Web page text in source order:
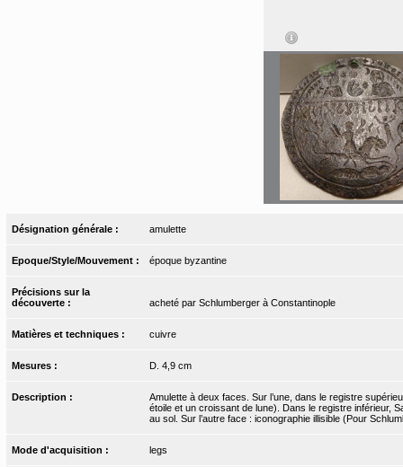
Désignation générale : amulette
Epoque/Style/Mouvement : époque byzantine
Précisions sur la
découverte :
acheté par Schlumberger à Constantinople
Matières et techniques : cuivre
Mesures : D. 4,9 cm
Description :
Amulette à deux faces. Sur l’une, dans le registre
étoile et un croissant de lune). Dans le registre inférieur,
au sol. Sur l’autre face : iconographie illisible (Pour
Mode d'acquisition : legs